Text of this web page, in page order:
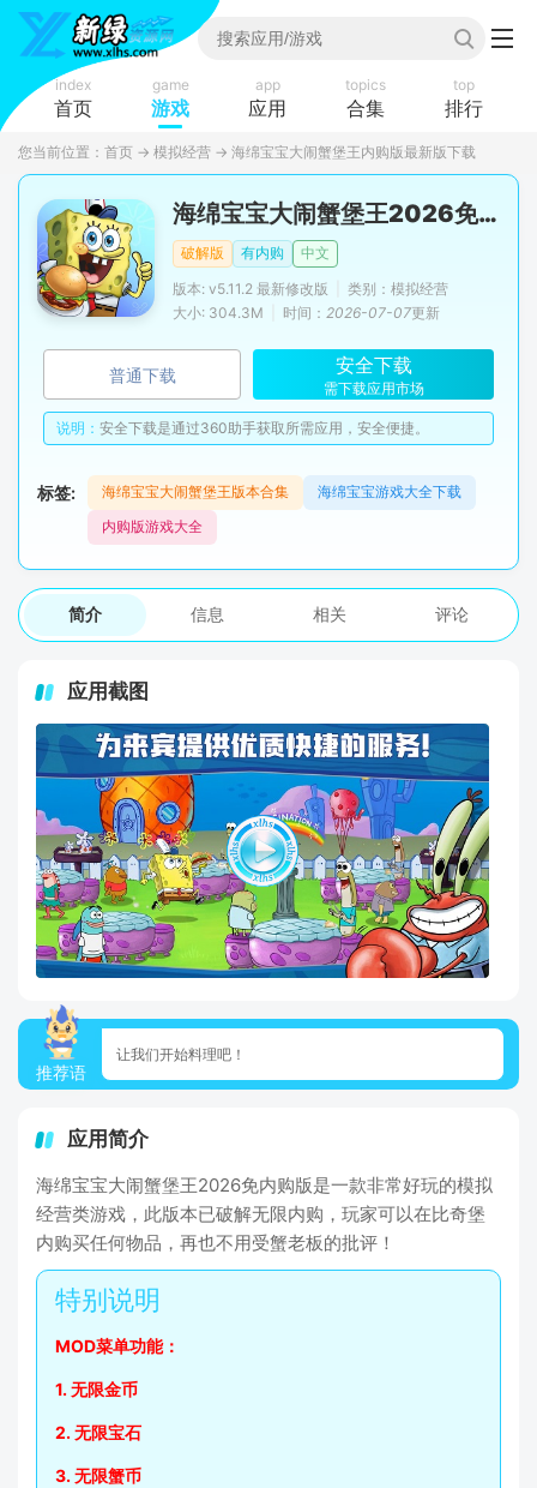
index
首页
game
游戏
app
应用
topics
合集
top
排行
您当前位置： 首页 → 模拟经营 → 海绵宝宝大闹蟹堡王内购版最新版下载
海绵宝宝大闹蟹堡王2026免内购版
破解版 有内购
中文
版本: v5.11.2 最新修改版
类别：模拟经营
大小: 304.3M
时间： 2026-07-07更新
普通下载 安全下载
需下载应用市场
说明： 安全下载是通过360助手获取所需应用，安全便捷。
标签: 海绵宝宝大闹蟹堡王版本合集
海绵宝宝游戏大全下载
内购版游戏大全
简介 信息 相关 评论
应用截图
推荐语
让我们开始料理吧！
应用简介
海绵宝宝大闹蟹堡王2026免内购版是一款非常好玩的模拟
经营类游戏，此版本已破解无限内购，玩家可以在比奇堡
内购买任何物品，再也不用受蟹老板的批评！
MOD菜单功能：
1. 无限金币
2. 无限宝石
3. 无限蟹币